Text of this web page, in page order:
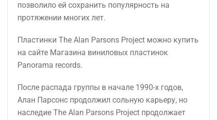
позволило ей сохранить популярность на
протяжении многих лет.
Пластинки The Alan Parsons Project можно купить
на сайте Магазина виниловых пластинок
Panorama records.
После распада группы в начале 1990-х годов,
Алан Парсонс продолжил сольную карьеру, но
наследие The Alan Parsons Project продолжает